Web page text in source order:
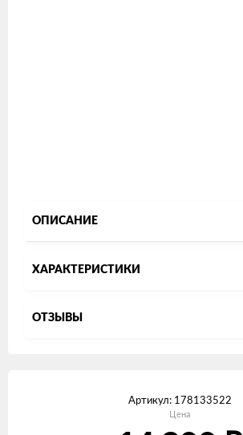
ОПИСАНИЕ
ХАРАКТЕРИСТИКИ
ОТЗЫВЫ
Артикул: 178133522
Цена